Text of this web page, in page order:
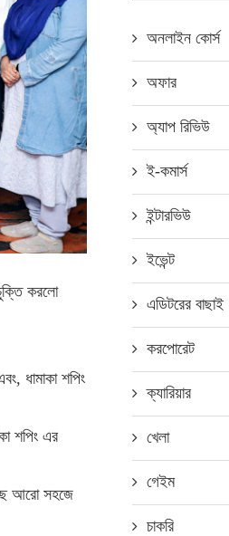
করলো
ধামাকা শপিং
শপিং এর
আরো সহজে
অনলাইন কোর্স
অফার
অ্যাপ রিভিউ
ই-কমার্স
ইন্টারভিউ
ইভেন্ট
এডিটরের বাছাই
করপোরেট
ক্যারিয়ার
খেলা
গেইম
চাকরি